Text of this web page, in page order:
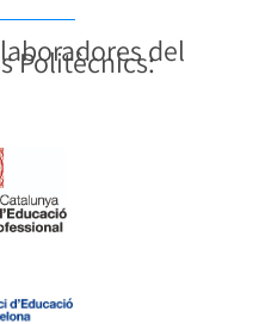
del
Politècnics: